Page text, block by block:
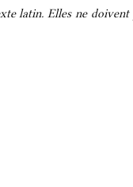
latin. Elles ne doivent